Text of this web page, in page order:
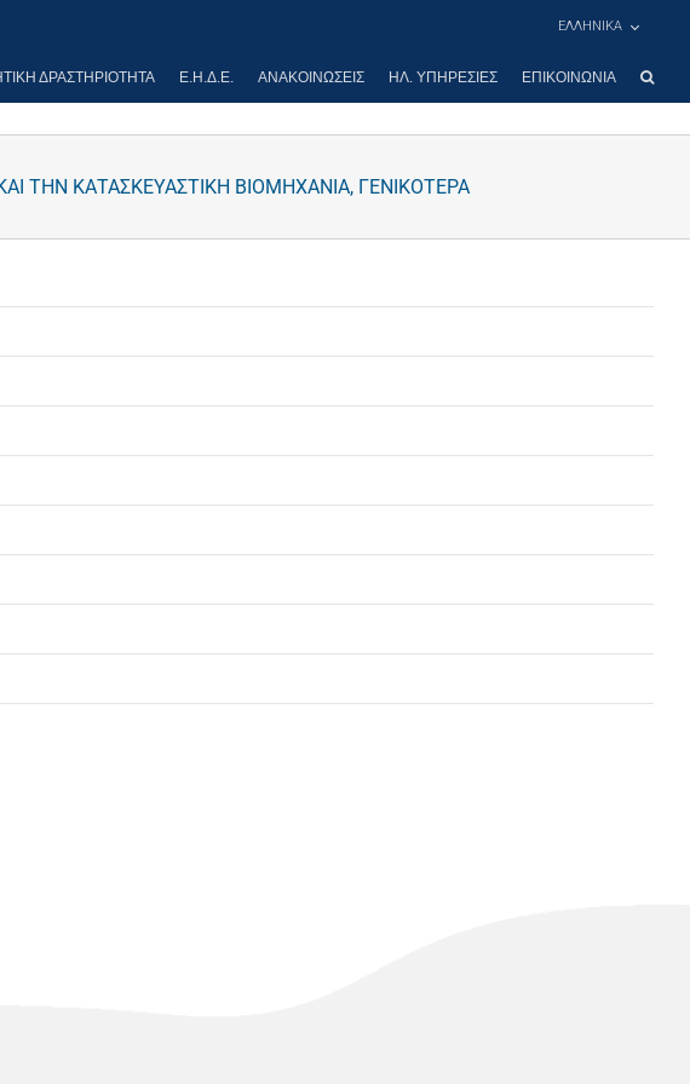
ΕΛΛΗΝΙΚΑ
ΔΡΑΣΤΗΡΙΌΤΗΤΑ Ε.Η.Δ.Ε. ΑΝΑΚΟΙΝΏΣΕΙΣ ΗΛ. ΥΠΗΡΕΣΊΕΣ ΕΠΙΚΟΙΝΩΝΊΑ
ΤΗΝ ΚΑΤΑΣΚΕΥΑΣΤΙΚΗ ΒΙΟΜΗΧΑΝΙΑ, ΓΕΝΙΚΟΤΕΡΑ